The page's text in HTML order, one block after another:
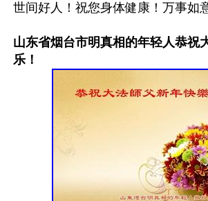
世间好人！祝您身体健康！万事如
山东省烟台市明真相的年轻人恭祝
乐！